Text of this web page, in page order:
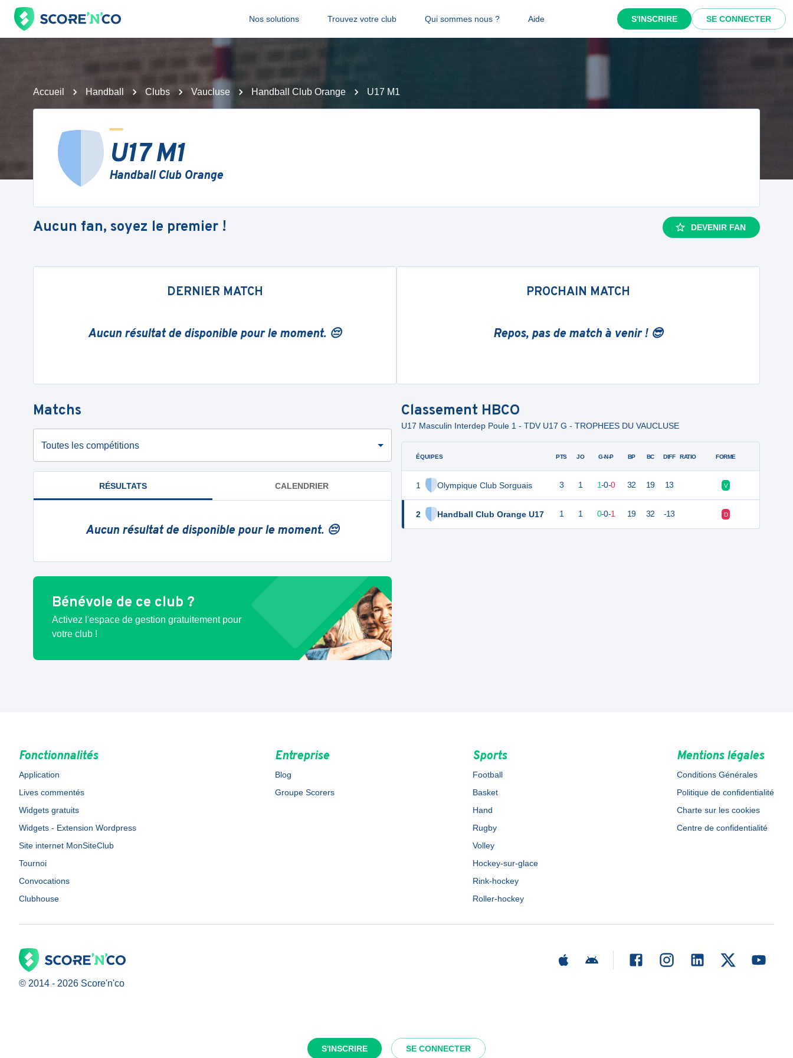
Nos solutions Trouvez votre club Qui sommes nous ? Aide S'INSCRIRE SE CONNECTER
S'INSCRIRE SE CONNECTER
Accueil Handball Clubs Vaucluse Handball Club Orange U17 M1
U17 M1
Handball Club Orange
Aucun fan, soyez le premier ! DEVENIR FAN
DERNIER MATCH
Aucun résultat de disponible pour le moment. 😔
PROCHAIN MATCH
Repos, pas de match à venir ! 😎
Matchs
Toutes les compétitions
RÉSULTATS CALENDRIER
Aucun résultat de disponible pour le moment. 😔
Bénévole de ce club ?
Activez l'espace de gestion gratuitement pour
votre club !
Classement HBCO
U17 Masculin Interdep Poule 1 - TDV U17 G - TROPHEES DU VAUCLUSE
ÉQUIPES
1 Olympique Club Sorguais
2 Handball Club Orange U17
PTS JO G-N-P BP BC DIFF RATIO FORME
3 1 1-0-0 32 19 13 V
1 1 0-0-1 19 32 -13 D
Fonctionnalités
Application
Lives commentés
Widgets gratuits
Widgets - Extension Wordpress
Site internet MonSiteClub
Tournoi
Convocations
Clubhouse
Entreprise
Blog
Groupe Scorers
Sports
Football
Basket
Hand
Rugby
Volley
Hockey-sur-glace
Rink-hockey
Roller-hockey
Mentions légales
Conditions Générales
Politique de confidentialité
Charte sur les cookies
Centre de confidentialité
© 2014 - 2026 Score'n'co